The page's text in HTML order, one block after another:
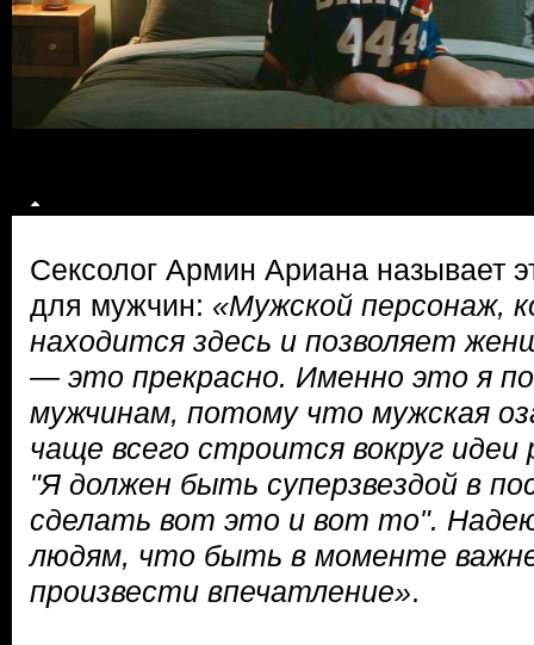
Сексолог Армин Ариана называет
для мужчин: «Мужской персонаж,
находится здесь и позволяет
— это прекрасно. Именно это я
мужчинам, потому что мужская
чаще всего строится вокруг
"Я должен быть суперзвездой в
сделать вот это и вот то".
людям, что быть в моменте
произвести впечатление».